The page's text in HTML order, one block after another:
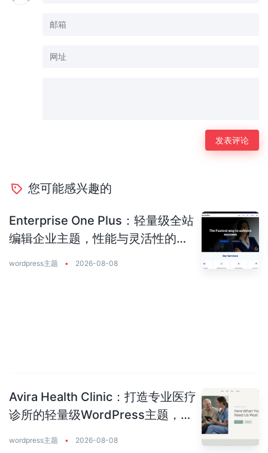
您可能感兴趣的
Enterprise One Plus：轻量级全站
编辑企业主题，性能与灵活性的完
wordpress主题 • 2026-08-08
Avira Health Clinic：打造专业医疗
诊所的轻量级WordPress主题，让
wordpress主题 • 2026-08-08